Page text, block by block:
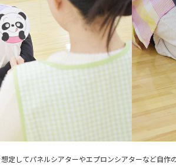
想定してパネルシアターやエプロンシアターなど自